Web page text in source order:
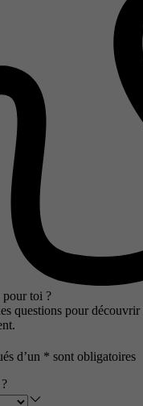
pour toi ?
questions pour
d’un * sont obligatoires